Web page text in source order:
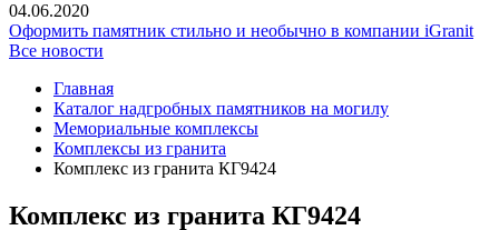
04.06.2020
Оформить памятник стильно и необычно в компании iGranit
Все новости
Главная
Каталог надгробных памятников на могилу
Мемориальные комплексы
Комплексы из гранита
Комплекс из гранита КГ9424
Комплекс из гранита КГ9424